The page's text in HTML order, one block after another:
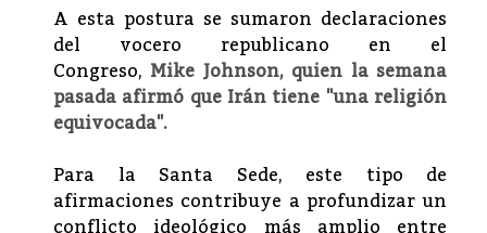
A esta postura se sumaron declaraciones
del vocero republicano en el
Congreso, Mike Johnson, quien la semana
pasada afirmó que Irán tiene "una religión
equivocada".
Para la Santa Sede, este tipo de
afirmaciones contribuye a profundizar un